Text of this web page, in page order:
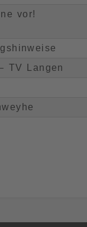
vor!
TV Langen